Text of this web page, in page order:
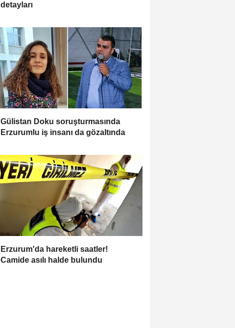
detayları
Gülistan Doku soruşturmasında
Erzurumlu iş insanı da gözaltında
Erzurum'da hareketli saatler!
Camide asılı halde bulundu